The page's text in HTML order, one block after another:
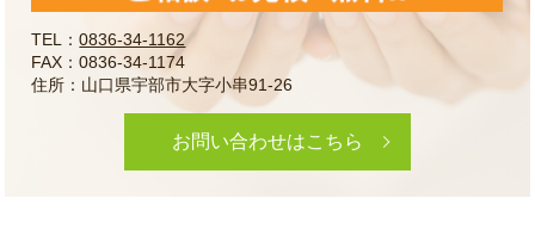
TEL：0836-34-1162
FAX：0836-34-1174
住所：山口県宇部市大字小串91-26
お問い合わせはこちら